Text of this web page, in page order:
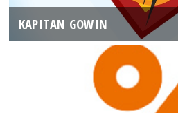
KAPITAN GOWIN